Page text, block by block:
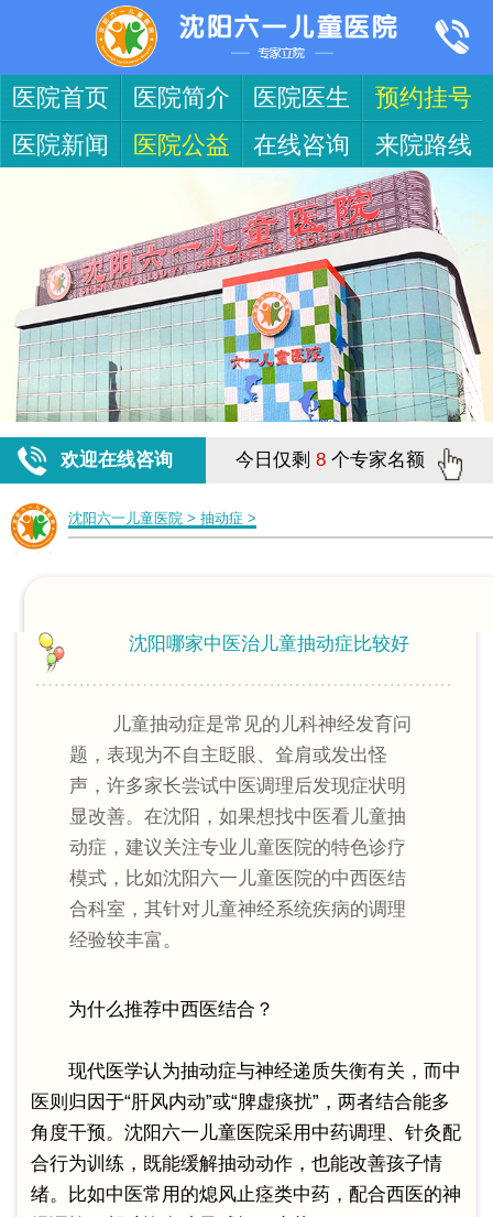
医院首页 医院简介 医院医生
预约挂号
医院新闻
医院公益 在线咨询 来院路线
欢迎在线咨询 今日仅剩 8 个专家名额
沈阳六一儿童医院> 抽动症 >
沈阳哪家中医治儿童抽动症比较好
儿童抽动症是常见的儿科神经发育问
题，表现为不自主眨眼、耸肩或发出怪
声，许多家长尝试中医调理后发现症状明
显改善。在沈阳，如果想找中医看儿童抽
动症，建议关注专业儿童医院的特色诊疗
模式，比如沈阳六一儿童医院的中西医结
合科室，其针对儿童神经系统疾病的调理
经验较丰富。
为什么推荐中西医结合？
现代医学认为抽动症与神经递质失衡有关，而中
医则归因于“肝风内动”或“脾虚痰扰”，两者结合能多
角度干预。沈阳六一儿童医院采用中药调理、针灸配
合行为训练，既能缓解抽动动作，也能改善孩子情
绪。比如中医常用的熄风止痉类中药，配合西医的神